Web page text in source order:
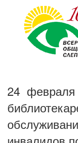
24 февраля